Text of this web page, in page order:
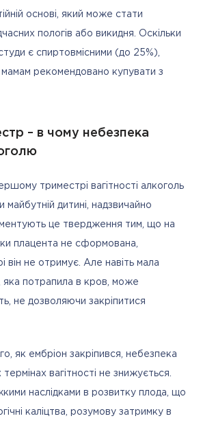
основі, який може стати
пологів або викидня. Оскільки
є спиртовмісними (до 25%),
мамам рекомендовано купувати з
– в чому небезпека
триместрі вагітності алкоголь
дитині, надзвичайно
це твердження тим, що на
плацента не сформована,
він не отримує. Але навіть мала
яка потрапила в кров, може
не дозволяючи закріпитися
як ембріон закріпився, небезпека
вагітності не знижується.
наслідками в розвитку плода, що
каліцтва, розумову затримку в